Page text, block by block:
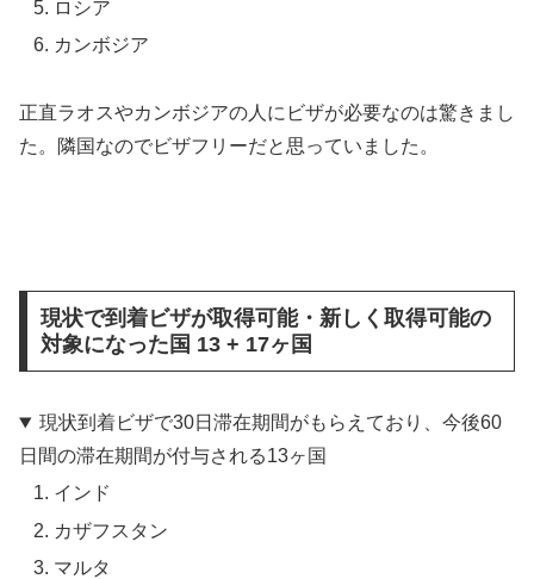
ロシア
カンボジア
正直ラオスやカンボジアの人にビザが必要なのは驚きまし
た。隣国なのでビザフリーだと思っていました。
現状で到着ビザが取得可能・新しく取得可能の
対象になった国 13 + 17ヶ国
現状到着ビザで30日滞在期間がもらえており、今後60
日間の滞在期間が付与される13ヶ国
インド
カザフスタン
マルタ